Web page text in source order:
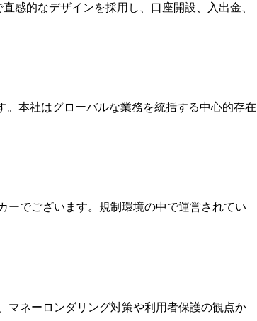
感的なデザインを採用し、口座開設、入出金、
本社はグローバルな業務を統括する中心的存在
ーでございます。規制環境の中で運営されてい
マネーロンダリング対策や利用者保護の観点か